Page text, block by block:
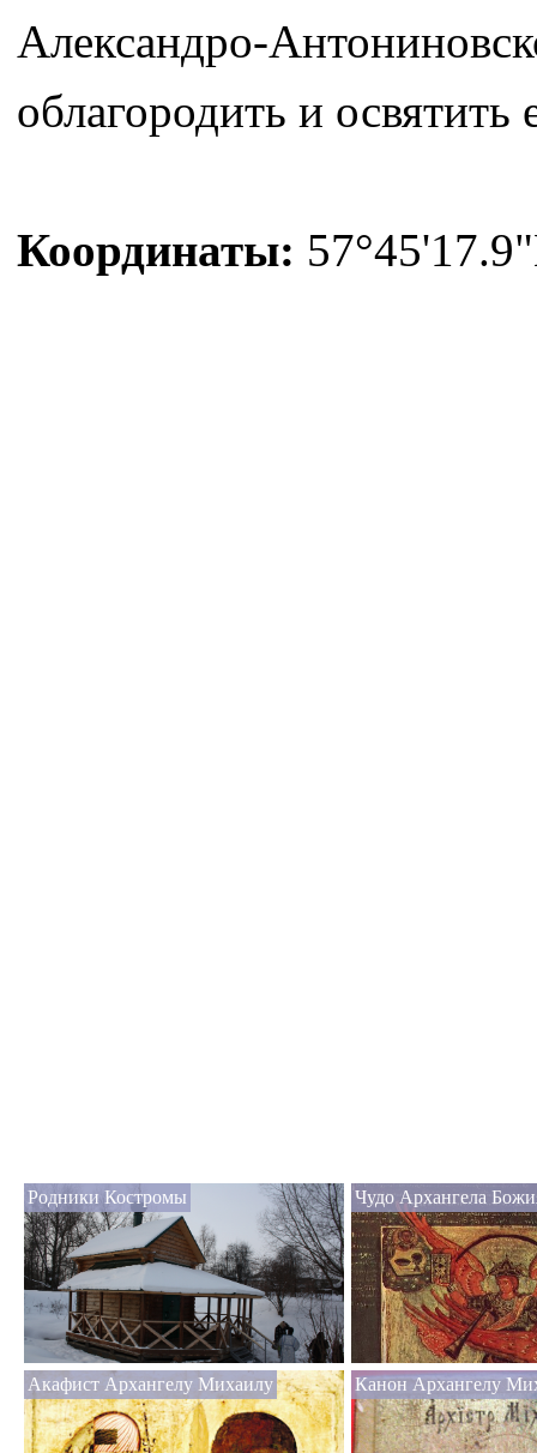
Александро-
облагородить и
Координаты:
Родники Костромы Чудо Архангела
Акафист Архангелу Михаилу Канон Архангелу